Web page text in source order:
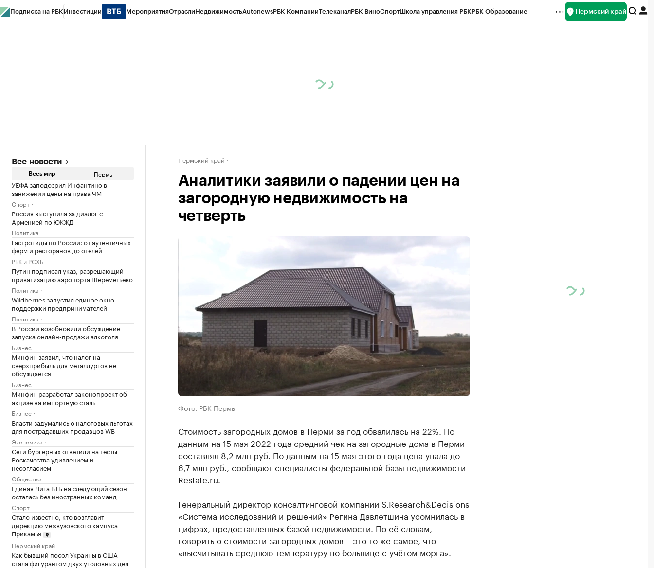
Подписка на РБК Инвестиции МероприятияОтраслиНедвижимостьAutonewsРБК КомпанииТелеканалРБК ВиноСпортШкола управления РБКРБК Образование Пермский край
Все новости
Весь мир Пермь
УЕФА заподозрил Инфантино в
занижении цены на права ЧМ
Спорт
Россия выступила за диалог с
Арменией по ЮКЖД
Политика
Гастрогиды по России: от аутентичных
ферм и ресторанов до отелей
РБК и РСХБ
Путин подписал указ, разрешающий
приватизацию аэропорта Шереметьево
Политика
Wildberries запустил единое окно
поддержки предпринимателей
Политика
В России возобновили обсуждение
запуска онлайн-продажи алкоголя
Бизнес
Минфин заявил, что налог на
сверхприбыль для металлургов не
обсуждается
Бизнес
Минфин разработал законопроект об
акцизе на импортную сталь
Бизнес
Власти задумались о налоговых льготах
для пострадавших продавцов WB
Экономика
Сети бургерных ответили на тесты
Роскачества удивлением и
несогласием
Общество
Единая Лига ВТБ на следующий сезон
осталась без иностранных команд
Спорт
Стало известно, кто возглавит
дирекцию межвузовского кампуса
Прикамья
Пермский край
Как бывший посол Украины в США
стала фигурантом двух уголовных дел
Пермский край
Аналитики заявили о падении цен на
загородную недвижимость на
четверть
Фото: РБК Пермь
Стоимость загородных домов в Перми за год обвалилась на 22%. По
данным на 15 мая 2022 года средний чек на загородные дома в Перми
составлял 8,2 млн руб. По данным на 15 мая этого года цена упала до
6,7 млн руб., сообщают специалисты федеральной базы недвижимости
Restate.ru.
Генеральный директор консалтинговой компании S.Research&Decisions
«Система исследований и решений» Регина Давлетшина усомнилась в
цифрах, предоставленных базой недвижимости. По её словам,
говорить о стоимости загородных домов – это то же самое, что
«высчитывать среднюю температуру по больнице с учётом морга».